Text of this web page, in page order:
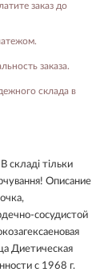
заказ до
заказа.
склада в
складі тільки
Описание
сосудистой
Диетическая
с 1968 г.